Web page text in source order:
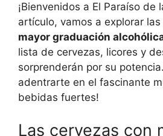
¡Bienvenidos a El Paraíso de
artículo, vamos a explorar las
mayor graduación
lista de cervezas, licores y
sorprenderán por su
adentrarte en el fascinante
bebidas fuertes!
Las cervezas con